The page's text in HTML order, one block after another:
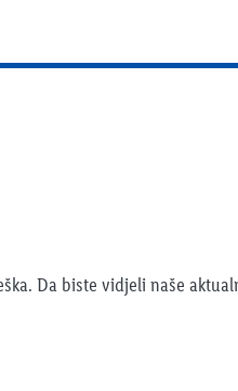
Da biste vidjeli naše